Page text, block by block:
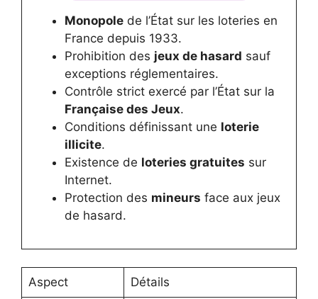
Monopolede l’État sur les loteries en
France depuis 1933.
Prohibition des jeux de hasard sauf
exceptions réglementaires.
Contrôle strict exercé par l’État sur la
Française des Jeux.
Conditions définissant une loterie
illicite.
Existence de loteries gratuites sur
Internet.
Protection des mineurs face aux jeux
de hasard.
Aspect Détails